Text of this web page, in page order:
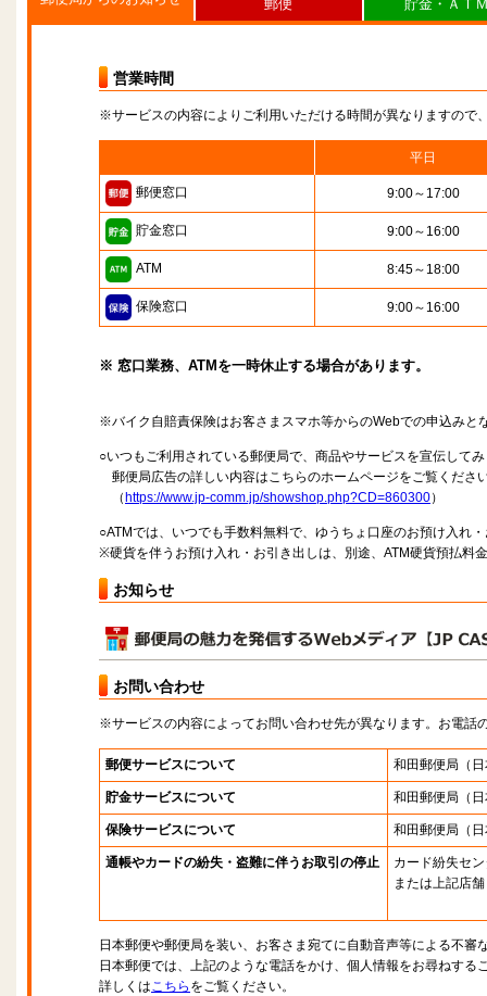
営業時間
※サービスの内容によりご利用いただける時間が異なりますので
平日
郵便窓口 9:00～17:00
貯金窓口 9:00～16:00
ATM 8:45～18:00
保険窓口 9:00～16:00
※ 窓口業務、ATMを一時休止する場合があります。
※バイク自賠責保険はお客さまスマホ等からのWebでの申込みと
○いつもご利用されている郵便局で、商品やサービスを宣伝して
郵便局広告の詳しい内容はこちらのホームページをご覧くださ
（ https://www.jp-comm.jp/showshop.php?CD=860300）
○ATMでは、いつでも手数料無料で、ゆうちょ口座のお預け入れ
※硬貨を伴うお預け入れ・お引き出しは、別途、ATM硬貨預払料
お知らせ
お問い合わせ
※サービスの内容によってお問い合わせ先が異なります。お電話
郵便サービスについて 和田郵便局 （
貯金サービスについて 和田郵便局 （
保険サービスについて 和田郵便局 （
通帳やカードの紛失・盗難に伴うお取引の停止
カード紛失セ
または上記店舗
日本郵便や郵便局を装い、お客さま宛てに自動音声等による不審
日本郵便では、上記のような電話をかけ、個人情報をお尋ねする
詳しくはこちら をご覧ください。
郵便 貯金・ＡＴ